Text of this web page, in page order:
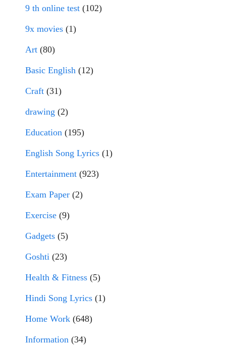
9 th online test (102)
9x movies (1)
Art (80)
Basic English (12)
Craft (31)
drawing (2)
Education (195)
English Song Lyrics (1)
Entertainment (923)
Exam Paper (2)
Exercise (9)
Gadgets (5)
Goshti (23)
Health & Fitness (5)
Hindi Song Lyrics (1)
Home Work (648)
Information (34)